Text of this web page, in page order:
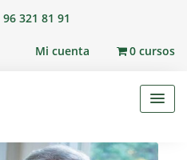
96 321 81 91
Mi cuenta 0 cursos